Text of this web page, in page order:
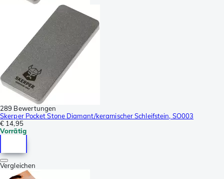
289 Bewertungen
Skerper Pocket Stone Diamant/keramischer Schleifstein, SO003
€ 14,95
Vorrätig
Vergleichen